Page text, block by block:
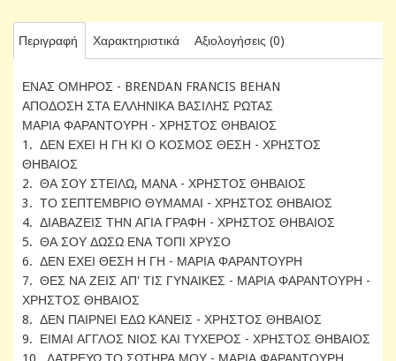
Περιγραφή Χαρακτηριστικά Αξιολογήσεις (0)
ΕΝΑΣ ΟΜΗΡΟΣ - BRENDAN FRANCIS BEHAN
ΑΠΟΔΟΣΗ ΣΤΑ ΕΛΛΗΝΙΚΑ ΒΑΣΙΛΗΣ ΡΩΤΑΣ
ΜΑΡΙΑ ΦΑΡΑΝΤΟΥΡΗ - ΧΡΗΣΤΟΣ ΘΗΒΑΙΟΣ
1. ΔΕΝ ΕΧΕΙ Η ΓΗ ΚΙ Ο ΚΟΣΜΟΣ ΘΕΣΗ - ΧΡΗΣΤΟΣ
ΘΗΒΑΙΟΣ
2. ΘΑ ΣΟΥ ΣΤΕΙΛΩ, ΜΑΝΑ - ΧΡΗΣΤΟΣ ΘΗΒΑΙΟΣ
3. ΤΟ ΣΕΠΤΕΜΒΡΙΟ ΘΥΜΑΜΑΙ - ΧΡΗΣΤΟΣ ΘΗΒΑΙΟΣ
4. ΔΙΑΒΑΖΕΙΣ ΤΗΝ ΑΓΙΑ ΓΡΑΦΗ - ΧΡΗΣΤΟΣ ΘΗΒΑΙΟΣ
5. ΘΑ ΣΟΥ ΔΩΣΩ ΕΝΑ ΤΟΠΙ ΧΡΥΣΟ
6. ΔΕΝ ΕΧΕΙ ΘΕΣΗ Η ΓΗ - ΜΑΡΙΑ ΦΑΡΑΝΤΟΥΡΗ
7. ΘΕΣ ΝΑ ΖΕΙΣ ΑΠ' ΤΙΣ ΓΥΝΑΙΚΕΣ - ΜΑΡΙΑ ΦΑΡΑΝΤΟΥΡΗ -
ΧΡΗΣΤΟΣ ΘΗΒΑΙΟΣ
8. ΔΕΝ ΠΑΙΡΝΕΙ ΕΔΩ ΚΑΝΕΙΣ - ΧΡΗΣΤΟΣ ΘΗΒΑΙΟΣ
9. ΕΙΜΑΙ ΑΓΓΛΟΣ ΝΙΟΣ ΚΑΙ ΤΥΧΕΡΟΣ - ΧΡΗΣΤΟΣ ΘΗΒΑΙΟΣ